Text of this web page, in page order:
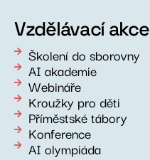
Vzdělávací akce
Školení do sborovny
AI akademie
Webináře
Kroužky pro děti
Příměstské tábory
Konference
AI olympiáda